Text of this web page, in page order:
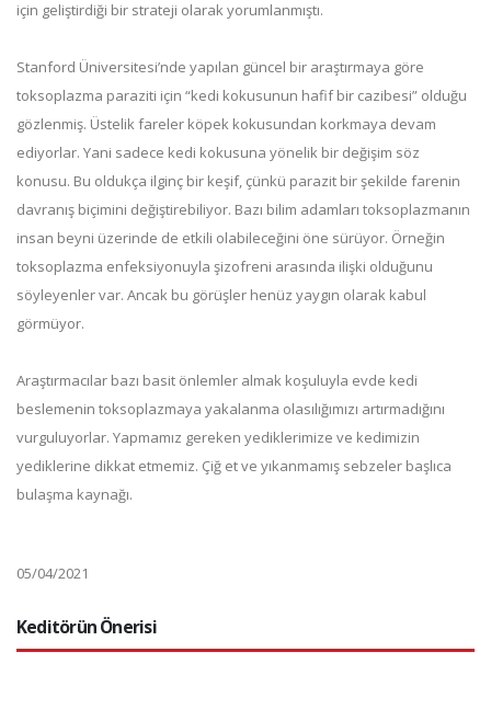
için geliştirdiği bir strateji olarak yorumlanmıştı.
Stanford Üniversitesi’nde yapılan güncel bir araştırmaya göre
toksoplazma paraziti için “kedi kokusunun hafif bir cazibesi” olduğu
gözlenmiş. Üstelik fareler köpek kokusundan korkmaya devam
ediyorlar. Yani sadece kedi kokusuna yönelik bir değişim söz
konusu. Bu oldukça ilginç bir keşif, çünkü parazit bir şekilde farenin
davranış biçimini değiştirebiliyor. Bazı bilim adamları toksoplazmanın
insan beyni üzerinde de etkili olabileceğini öne sürüyor. Örneğin
toksoplazma enfeksiyonuyla şizofreni arasında ilişki olduğunu
söyleyenler var. Ancak bu görüşler henüz yaygın olarak kabul
görmüyor.
Araştırmacılar bazı basit önlemler almak koşuluyla evde kedi
beslemenin toksoplazmaya yakalanma olasılığımızı artırmadığını
vurguluyorlar. Yapmamız gereken yediklerimize ve kedimizin
yediklerine dikkat etmemiz. Çiğ et ve yıkanmamış sebzeler başlıca
bulaşma kaynağı.
05/04/2021
Keditörün Önerisi